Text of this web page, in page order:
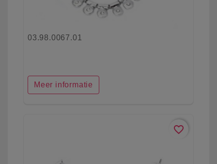
03.98.0067.01
Meer informatie
favorite_border